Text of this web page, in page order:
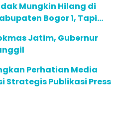
Mungkin Hilang di
Bogor 1, Tapi…
Jatim, Gubernur
Perhatian Media
Strategis Publikasi Press